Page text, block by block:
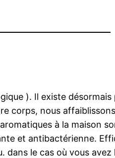
). Il existe désormais
corps, nous
à la maison
et antibactérienne.
dans le cas où vous avez